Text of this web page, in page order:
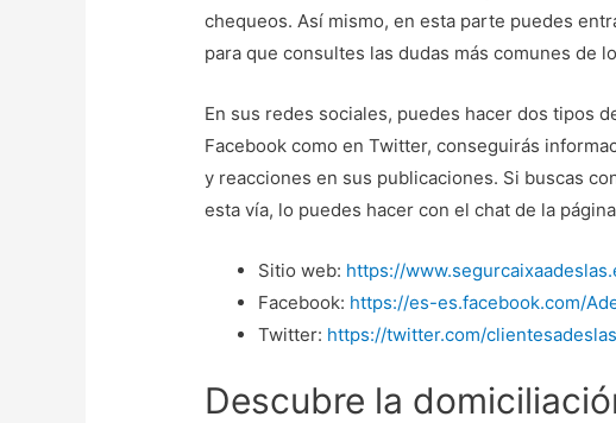
chequeos. Así mismo, en esta parte puedes
para que consultes las dudas más comunes de
En sus redes sociales, puedes hacer dos tipos
Facebook como en Twitter, conseguirás
y reacciones en sus publicaciones. Si buscas
esta vía, lo puedes hacer con el chat de la
Sitio web: https://
Facebook: https://es-es.facebook.com/
Twitter: https://twitter.com/clientesadeslas
Descubre la